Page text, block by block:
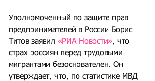
Уполномоченный по защите прав
предпринимателей в России Борис
Титов заявил «РИА Новости», что
страх россиян перед трудовыми
мигрантами безоснователен. Он
утверждает, что, по статистике МВД